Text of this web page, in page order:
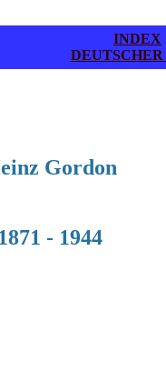
INDEX
Gordon
1871 - 1944